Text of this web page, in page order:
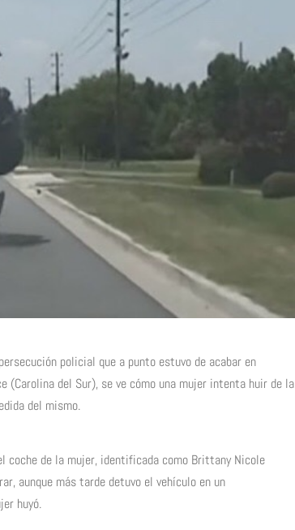
policial que a punto estuvo de acabar en
(Carolina del Sur), se ve cómo una mujer intenta huir de la
del mismo.
coche de la mujer, identificada como Brittany Nicole
aunque más tarde detuvo el vehículo en un
huyó.